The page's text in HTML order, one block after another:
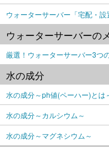
ウォーターサーバー「宅配・
ウォーターサーバーの
厳選！ウォーターサーバー3つ
水の成分
水の成分～ph値(ペーハー)とは
水の成分～カルシウム～
水の成分～マグネシウム～